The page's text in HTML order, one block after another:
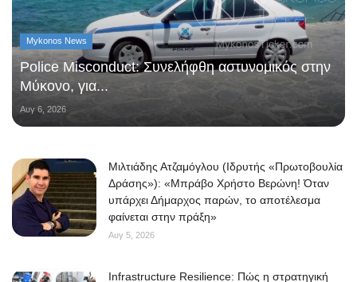
Mykonos News
Police Misconduct: Συνελήφθη αστυνομικός στην
Μύκονο, για...
Αυγ 6, 2026
Μιλτιάδης Ατζαμόγλου (Ιδρυτής «Πρωτοβουλία
Δράσης»): «Μπράβο Χρήστο Βερώνη! Όταν
υπάρχει Δήμαρχος παρών, το αποτέλεσμα
φαίνεται στην πράξη»
Αυγ 5, 2026
Infrastructure Resilience: Πώς η στρατηγική